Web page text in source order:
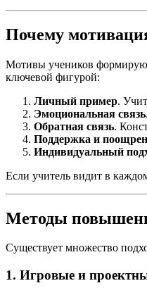
Почему
Мотивы учеников
ключевой фигурой:
Личный пример.
Эмоциональная связь
Обратная связь.
Поддержка и
Индивидуальный
Если учитель видит в
Методы
Существует множество
1. Игровые и